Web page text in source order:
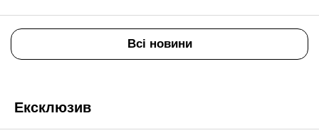
Всі новини
Ексклюзив